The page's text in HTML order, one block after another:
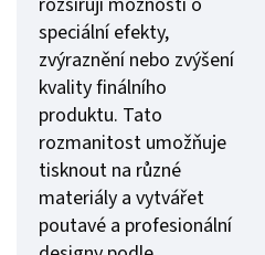
speciální efekty,
zvýraznění nebo zvýšení
kvality finálního
produktu. Tato
rozmanitost umožňuje
tisknout na různé
materiály a vytvářet
poutavé a profesionální